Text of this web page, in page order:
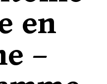
en
–